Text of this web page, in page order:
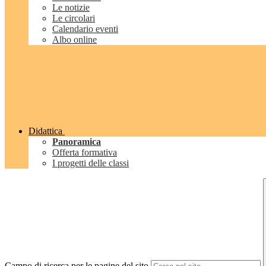
Le notizie
Le circolari
Calendario eventi
Albo online
Didattica
Panoramica
Offerta formativa
I progetti delle classi